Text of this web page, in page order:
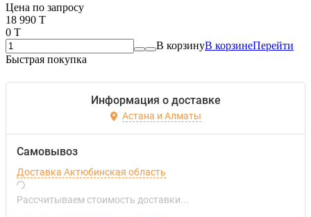
Цена по запросу
18 990 T
0 T
В корзинуВ корзинеПерейти
Быстрая покупка
Информация о доставке
Астана и Алматы
Самовывоз
Доставка Актюбинская область
Рассчитываем стоимость доставки...